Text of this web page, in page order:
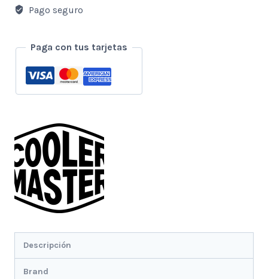
Mouse
Master
Gamer
Ms111
Ingles
cantidad
Pago seguro
Paga con tus tarjetas
Descripción
Brand